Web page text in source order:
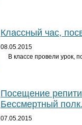
Классный час,
08.05.2015
В классе провели урок,
Посещение
Бессмертный полк.
07.05.2015